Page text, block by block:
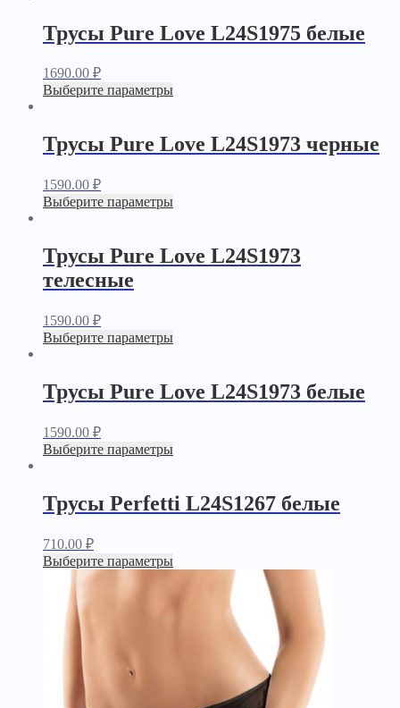
Трусы Pure Love L24S1975 белые
1690.00 ₽
Выберите параметры
Трусы Pure Love L24S1973 черные
1590.00 ₽
Выберите параметры
Трусы Pure Love L24S1973
телесные
1590.00 ₽
Выберите параметры
Трусы Pure Love L24S1973 белые
1590.00 ₽
Выберите параметры
Трусы Perfetti L24S1267 белые
710.00 ₽
Выберите параметры